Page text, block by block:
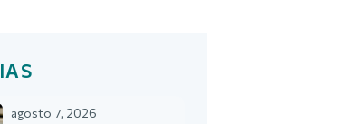
agosto 7, 2026